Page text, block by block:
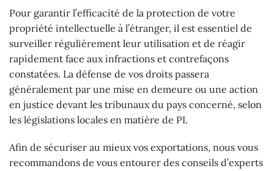
Pour garantir l’efficacité de la protection de votre
propriété intellectuelle à l’étranger, il est essentiel de
surveiller régulièrement leur utilisation et de réagir
rapidement face aux infractions et contrefaçons
constatées. La défense de vos droits passera
généralement par une mise en demeure ou une action
en justice devant les tribunaux du pays concerné, selon
les législations locales en matière de PI.
Afin de sécuriser au mieux vos exportations, nous vous
recommandons de vous entourer des conseils d’experts